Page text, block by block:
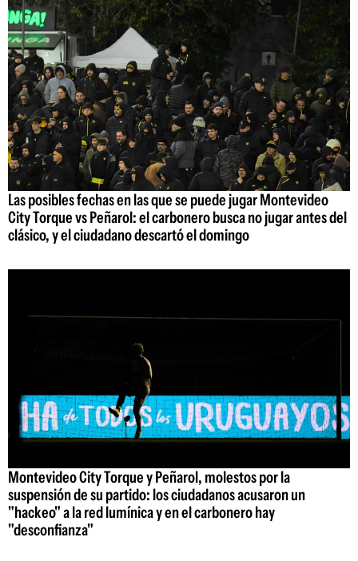
Las posibles fechas en las que se puede jugar Montevideo
City Torque vs Peñarol: el carbonero busca no jugar antes del
clásico, y el ciudadano descartó el domingo
Montevideo City Torque y Peñarol, molestos por la
suspensión de su partido: los ciudadanos acusaron un
"hackeo" a la red lumínica y en el carbonero hay
"desconfianza"